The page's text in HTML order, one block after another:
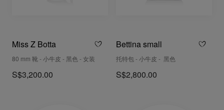
Miss Z Botta
80 mm 靴 - 小牛皮 - 黑色 - 女装
S$3,200.00
Bettina small
托特包 - 小牛皮 - 黑色
S$2,800.00